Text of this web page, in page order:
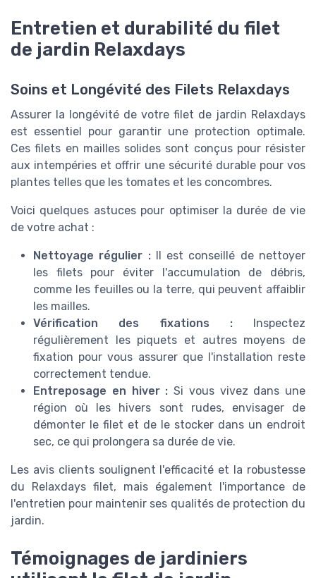
Entretien et durabilité du filet
de jardin Relaxdays
Soins et Longévité des Filets Relaxdays
Assurer la longévité de votre filet de jardin Relaxdays
est essentiel pour garantir une protection optimale.
Ces filets en mailles solides sont conçus pour résister
aux intempéries et offrir une sécurité durable pour vos
plantes telles que les tomates et les concombres.
Voici quelques astuces pour optimiser la durée de vie
de votre achat :
Nettoyage régulier :Il est conseillé de nettoyer
les filets pour éviter l'accumulation de débris,
comme les feuilles ou la terre, qui peuvent affaiblir
les mailles.
Vérification des fixations :Inspectez
régulièrement les piquets et autres moyens de
fixation pour vous assurer que l'installation reste
correctement tendue.
Entreposage en hiver : Si vous vivez dans une
région où les hivers sont rudes, envisager de
démonter le filet et de le stocker dans un endroit
sec, ce qui prolongera sa durée de vie.
Les avis clients soulignent l'efficacité et la robustesse
du Relaxdays filet, mais également l'importance de
l'entretien pour maintenir ses qualités de protection du
jardin.
Témoignages de jardiniers